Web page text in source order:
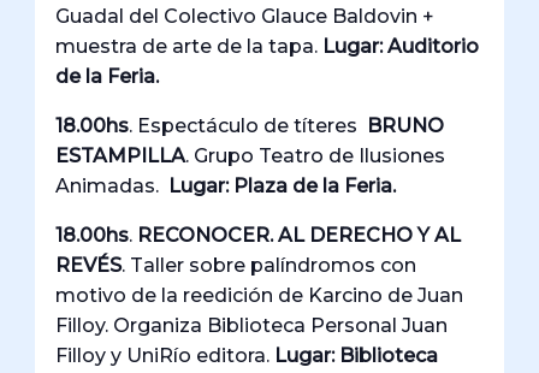
Guadal del Colectivo Glauce Baldovin +
muestra de arte de la tapa. Lugar: Auditorio
de la Feria.
18.00hs. Espectáculo de títeres BRUNO
ESTAMPILLA. Grupo Teatro de Ilusiones
Animadas. Lugar: Plaza de la Feria.
18.00hs. RECONOCER. AL DERECHO Y AL
REVÉS. Taller sobre palíndromos con
motivo de la reedición de Karcino de Juan
Filloy. Organiza Biblioteca Personal Juan
Filloy y UniRío editora. Lugar: Biblioteca